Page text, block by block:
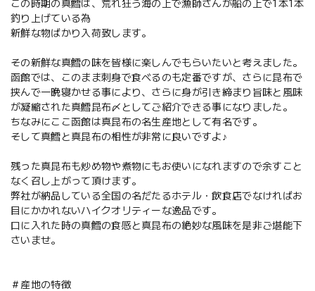
この時期の真鱈は、荒れ狂う海の上で漁師さんが船の上で1本1本
釣り上げている為
新鮮な物ばかり入荷致します。
その新鮮な真鱈の味を皆様に楽しんでもらいたいと考えました。
函館では、このまま刺身で食べるのも定番ですが、さらに昆布で
挟んで一晩寝かせる事により、さらに身が引き締まり旨味と風味
が凝縮された真鱈昆布〆としてご紹介できる事になりました。
ちなみにここ函館は真昆布の名生産地として有名です。
そして真鱈と真昆布の相性が非常に良いですよ♪
残った真昆布も炒め物や煮物にもお使いになれますので余すこと
なく召し上がって頂けます。
弊社が納品している全国の名だたるホテル・飲食店でなければお
目にかかれないハイクオリティーな逸品です。
口に入れた時の真鱈の食感と真昆布の絶妙な風味を是非ご堪能下
さいませ。
＃産地の特徴